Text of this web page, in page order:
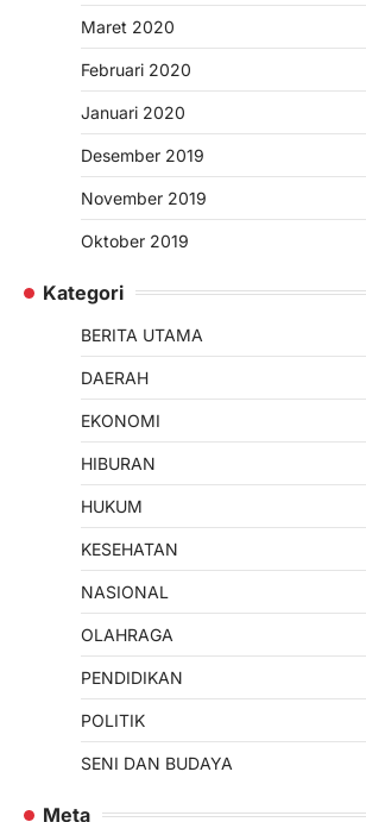
Maret 2020
Februari 2020
Januari 2020
Desember 2019
November 2019
Oktober 2019
Kategori
BERITA UTAMA
DAERAH
EKONOMI
HIBURAN
HUKUM
KESEHATAN
NASIONAL
OLAHRAGA
PENDIDIKAN
POLITIK
SENI DAN BUDAYA
Meta